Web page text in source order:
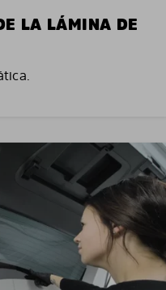
LA LÁMINA DE